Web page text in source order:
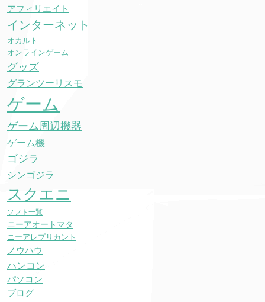
アフィリエイト
インターネット
オカルト
オンラインゲーム
グッズ
グランツーリスモ
ゲーム
ゲーム周辺機器
ゲーム機
ゴジラ
シンゴジラ
スクエニ
ソフト一覧
ニーアオートマタ
ニーアレプリカント
ノウハウ
ハンコン
パソコン
ブログ